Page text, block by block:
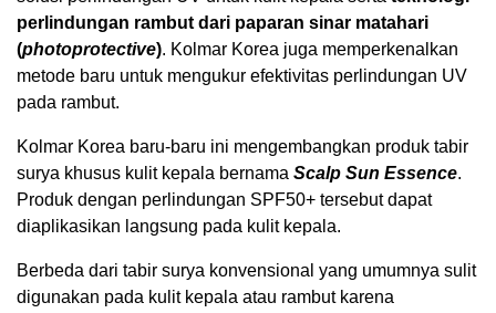
perlindungan rambut dari paparan sinar matahari
(photoprotective). Kolmar Korea juga memperkenalkan
metode baru untuk mengukur efektivitas perlindungan UV
pada rambut.
Kolmar Korea baru-baru ini mengembangkan produk tabir
surya khusus kulit kepala bernama Scalp Sun Essence.
Produk dengan perlindungan SPF50+ tersebut dapat
diaplikasikan langsung pada kulit kepala.
Berbeda dari tabir surya konvensional yang umumnya sulit
digunakan pada kulit kepala atau rambut karena